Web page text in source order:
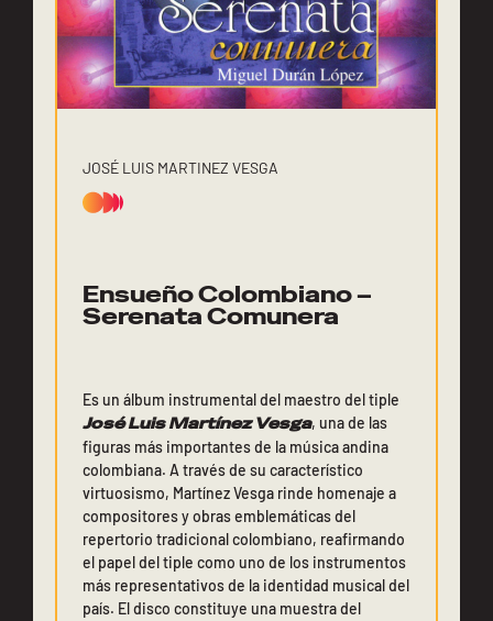
JOSÉ LUIS MARTINEZ VESGA
Ensueño Colombiano –
Serenata Comunera
Es un álbum instrumental del maestro del tiple
José Luis Martínez Vesga, una de las
figuras más importantes de la música andina
colombiana. A través de su característico
virtuosismo, Martínez Vesga rinde homenaje a
compositores y obras emblemáticas del
repertorio tradicional colombiano, reafirmando
el papel del tiple como uno de los instrumentos
más representativos de la identidad musical del
país. El disco constituye una muestra del